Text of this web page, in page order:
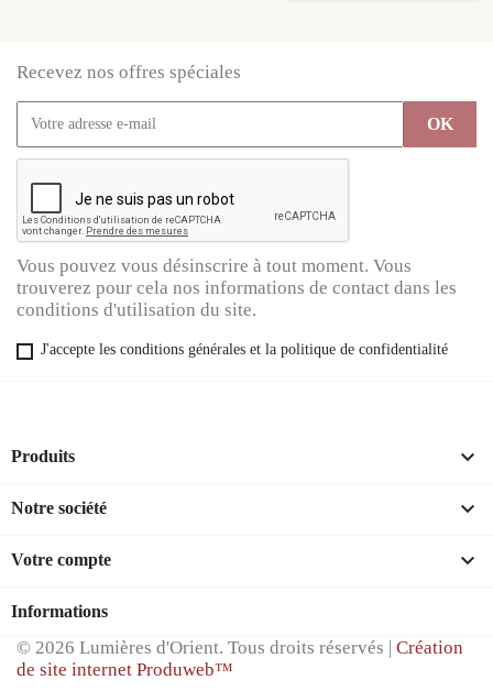
Recevez nos offres spéciales
Vous pouvez vous désinscrire à tout moment. Vous
trouverez pour cela nos informations de contact dans les
conditions d'utilisation du site.
J'accepte les conditions générales et la politique de confidentialité
Produits 
Notre société 
Votre compte 
Informations
© 2026 Lumières d'Orient. Tous droits réservés | Création
de site internet Produweb™